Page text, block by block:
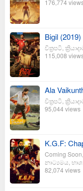
176,774
Bigil
චිත්‍රපටි
115,008
Ala
චිත්‍රපටි
95,044 views
K.G.F:
Coming Soon
නාට්‍යමය
82,074 views